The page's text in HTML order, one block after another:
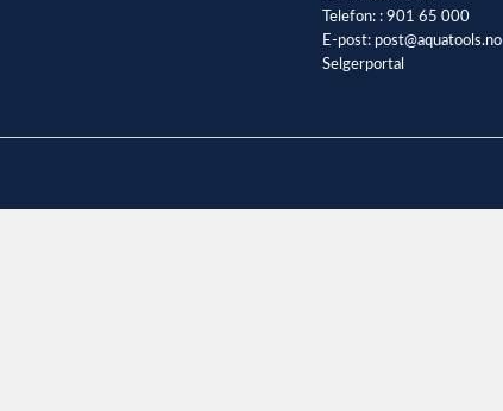
Telefon: : 901 65 000
E-post: post@aquatools.no
Selgerportal